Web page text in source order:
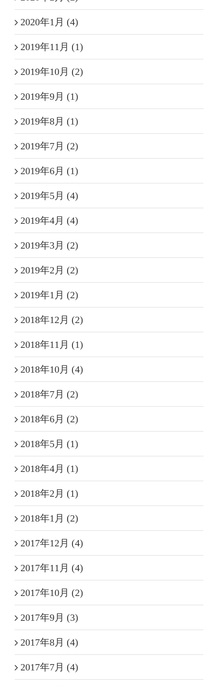
2020年1月 (4)
2019年11月 (1)
2019年10月 (2)
2019年9月 (1)
2019年8月 (1)
2019年7月 (2)
2019年6月 (1)
2019年5月 (4)
2019年4月 (4)
2019年3月 (2)
2019年2月 (2)
2019年1月 (2)
2018年12月 (2)
2018年11月 (1)
2018年10月 (4)
2018年7月 (2)
2018年6月 (2)
2018年5月 (1)
2018年4月 (1)
2018年2月 (1)
2018年1月 (2)
2017年12月 (4)
2017年11月 (4)
2017年10月 (2)
2017年9月 (3)
2017年8月 (4)
2017年7月 (4)